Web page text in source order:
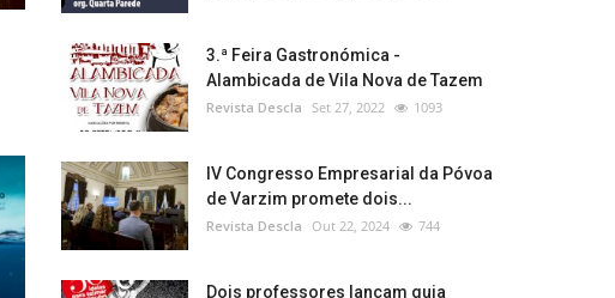
3.ª Feira Gastronómica -
Alambicada de Vila Nova de Tazem
Revista Descla Set 27, 2022 1093
IV Congresso Empresarial da Póvoa
de Varzim promete dois...
Revista Descla Out 22, 2024 744
Dois professores lançam guia